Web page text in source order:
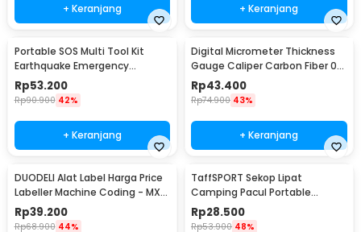
+ Keranjang + Keranjang
Portable SOS Multi Tool Kit
Earthquake Emergency
Outdoor Survival - JT21
Rp53.200
Rp90.900 42%
+ Keranjang
Digital Micrometer Thickness
Gauge Caliper Carbon Fiber 0-
12.7mm - TDT25
Rp43.400
Rp74.900 43%
+ Keranjang
DUODELI Alat Label Harga Price
Labeller Machine Coding - MX-
5500
Rp39.200
Rp68.900 44%
TaffSPORT Sekop Lipat
Camping Pacul Portable
Tactical Survival 40cm - 101
Rp28.500
Rp53.900 48%